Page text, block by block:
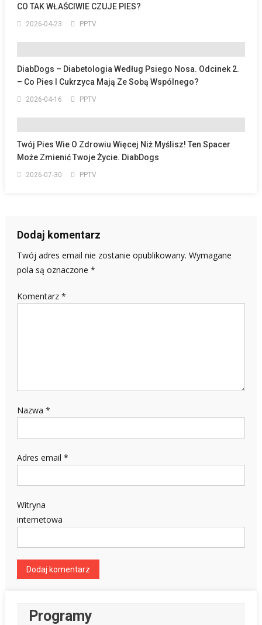
CO TAK WŁAŚCIWIE CZUJE PIES?
2026-04-23 PPTV
DiabDogs – Diabetologia Według Psiego Nosa. Odcinek 2.
– Co Pies I Cukrzyca Mają Ze Sobą Wspólnego?
2026-04-16 PPTV
Twój Pies Wie O Zdrowiu Więcej Niż Myślisz! Ten Spacer
Może Zmienić Twoje Życie. DiabDogs
2026-07-30 PPTV
Dodaj komentarz
Twój adres email nie zostanie opublikowany. Wymagane
pola są oznaczone *
Komentarz *
Nazwa *
Adres email *
Witryna
internetowa
Programy